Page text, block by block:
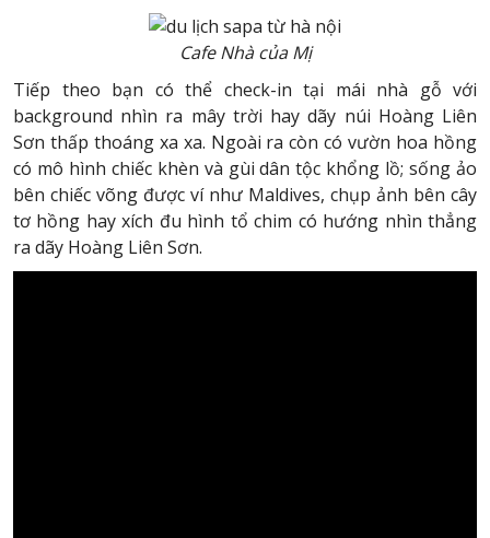
Cafe Nhà của Mị
Tiếp theo bạn có thể check-in tại mái nhà gỗ với
background nhìn ra mây trời hay dãy núi Hoàng Liên
Sơn thấp thoáng xa xa. Ngoài ra còn có vườn hoa hồng
có mô hình chiếc khèn và gùi dân tộc khổng lồ; sống ảo
bên chiếc võng được ví như Maldives, chụp ảnh bên cây
tơ hồng hay xích đu hình tổ chim có hướng nhìn thẳng
ra dãy Hoàng Liên Sơn.